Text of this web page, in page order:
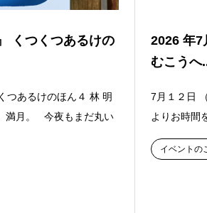
くつくつあるけの
つあるけのほん４ 林 明
月。 今夜もまだ丸い
2026 年
むこうへ
7月１２日
よりお時間
イベントの